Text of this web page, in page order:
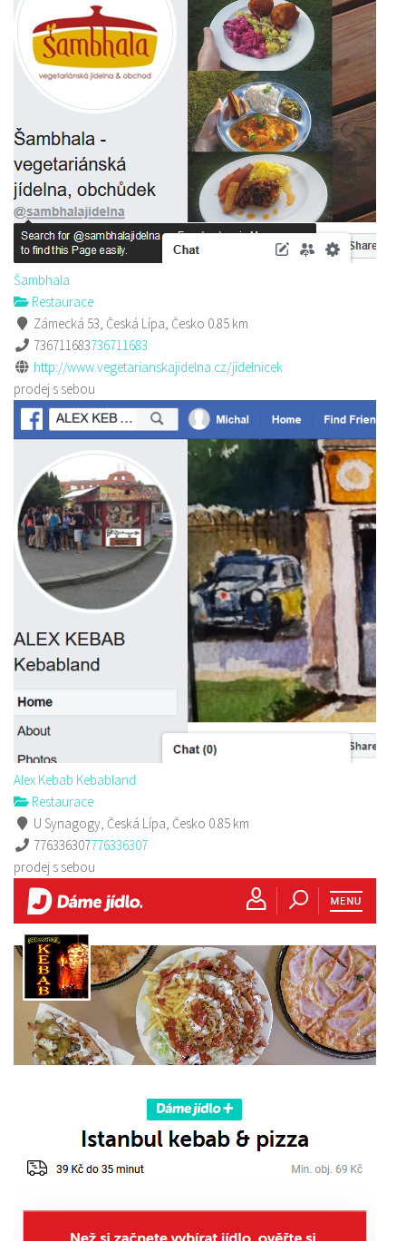
Šambhala
Restaurace
Zámecká 53, Česká Lípa, Česko 0.85 km
736711683736711683
http://www.vegetarianskajidelna.cz/jidelnicek
prodej s sebou
Alex Kebab Kebabland
Restaurace
U Synagogy, Česká Lípa, Česko 0.85 km
776336307776336307
prodej s sebou